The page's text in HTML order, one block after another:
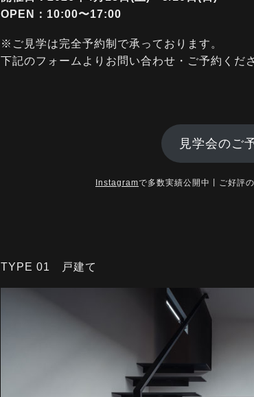
OPEN：10:00〜17:00
※ご見学は完全予約制で承っております。
下記のフォームよりお問い合わせ・ご予約くだ
見学会のご
Instagramで多数実績公開中丨ご好評
TYPE 01 戸建て